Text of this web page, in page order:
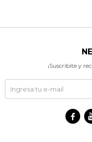
¡Suscribite y
